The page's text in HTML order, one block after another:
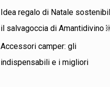
Idea regalo di Natale
il salvagoccia di Amantidivino
Accessori camper: gli
indispensabili e i migliori